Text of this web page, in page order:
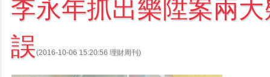
李永年抓出樂陞案兩
誤(2016-10-06 15:20:56 理財周刊)